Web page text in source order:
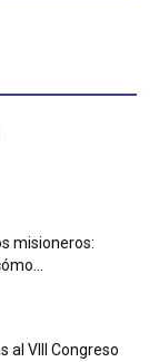
misioneros:
al VIII Congreso